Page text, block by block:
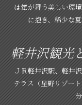
は蛍が舞う美しい環
に抱き、稀少な
軽井沢観光
ＪＲ軽井沢駅、軽井
テラス（星野リゾー